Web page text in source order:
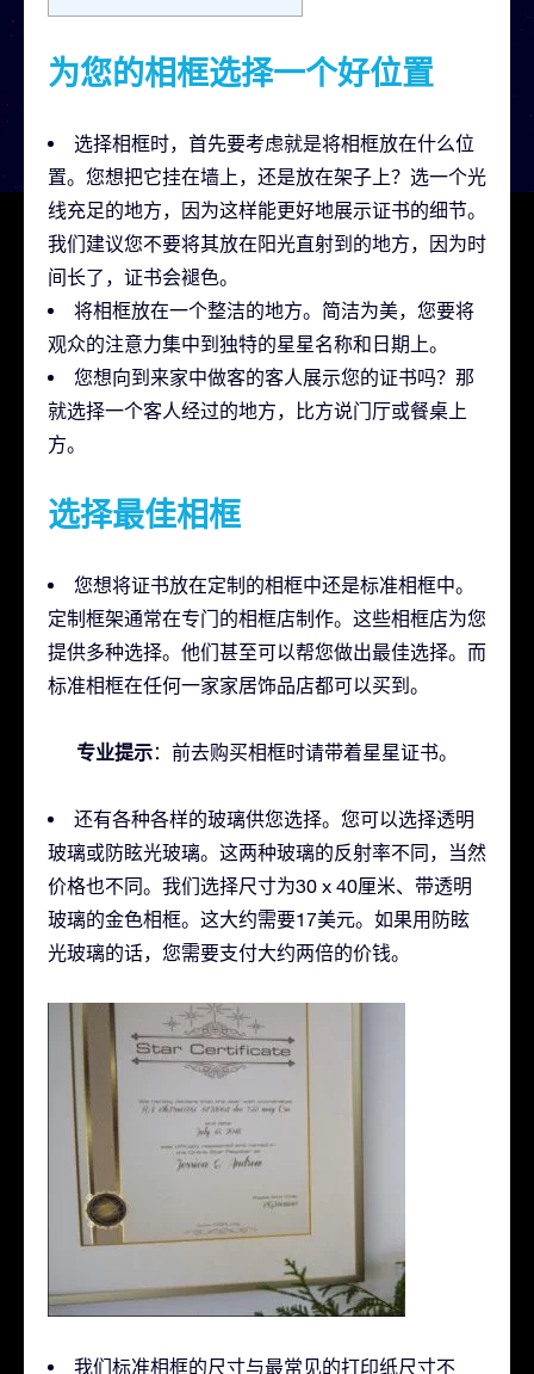
为您的相框选择一个好位置
选择相框时，首先要考虑就是将相框放在什么位
置。您想把它挂在墙上，还是放在架子上？选一个光
线充足的地方，因为这样能更好地展示证书的细节。
我们建议您不要将其放在阳光直射到的地方，因为时
间长了，证书会褪色。
将相框放在一个整洁的地方。简洁为美，您要将
观众的注意力集中到独特的星星名称和日期上。
您想向到来家中做客的客人展示您的证书吗？那
就选择一个客人经过的地方，比方说门厅或餐桌上
方。
选择最佳相框
您想将证书放在定制的相框中还是标准相框中。
定制框架通常在专门的相框店制作。这些相框店为您
提供多种选择。他们甚至可以帮您做出最佳选择。而
标准相框在任何一家家居饰品店都可以买到。
专业提示：前去购买相框时请带着星星证书。
还有各种各样的玻璃供您选择。您可以选择透明
玻璃或防眩光玻璃。这两种玻璃的反射率不同，当然
价格也不同。我们选择尺寸为30 x 40厘米、带透明
玻璃的金色相框。这大约需要17美元。如果用防眩
光玻璃的话，您需要支付大约两倍的价钱。
我们标准相框的尺寸与最常见的打印纸尺寸不